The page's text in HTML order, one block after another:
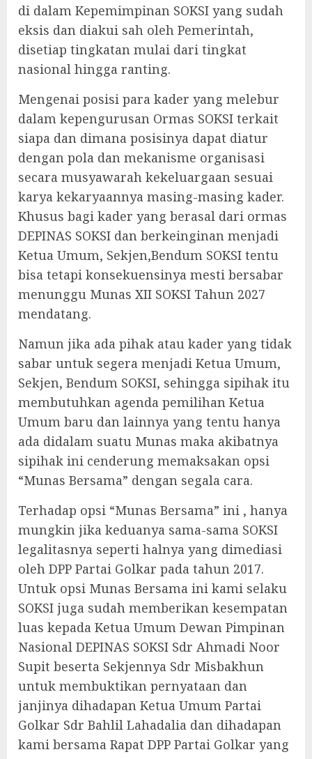
di dalam Kepemimpinan SOKSI yang sudah
eksis dan diakui sah oleh Pemerintah,
disetiap tingkatan mulai dari tingkat
nasional hingga ranting.
Mengenai posisi para kader yang melebur
dalam kepengurusan Ormas SOKSI terkait
siapa dan dimana posisinya dapat diatur
dengan pola dan mekanisme organisasi
secara musyawarah kekeluargaan sesuai
karya kekaryaannya masing-masing kader.
Khusus bagi kader yang berasal dari ormas
DEPINAS SOKSI dan berkeinginan menjadi
Ketua Umum, Sekjen,Bendum SOKSI tentu
bisa tetapi konsekuensinya mesti bersabar
menunggu Munas XII SOKSI Tahun 2027
mendatang.
Namun jika ada pihak atau kader yang tidak
sabar untuk segera menjadi Ketua Umum,
Sekjen, Bendum SOKSI, sehingga sipihak itu
membutuhkan agenda pemilihan Ketua
Umum baru dan lainnya yang tentu hanya
ada didalam suatu Munas maka akibatnya
sipihak ini cenderung memaksakan opsi
“Munas Bersama” dengan segala cara.
Terhadap opsi “Munas Bersama” ini , hanya
mungkin jika keduanya sama-sama SOKSI
legalitasnya seperti halnya yang dimediasi
oleh DPP Partai Golkar pada tahun 2017.
Untuk opsi Munas Bersama ini kami selaku
SOKSI juga sudah memberikan kesempatan
luas kepada Ketua Umum Dewan Pimpinan
Nasional DEPINAS SOKSI Sdr Ahmadi Noor
Supit beserta Sekjennya Sdr Misbakhun
untuk membuktikan pernyataan dan
janjinya dihadapan Ketua Umum Partai
Golkar Sdr Bahlil Lahadalia dan dihadapan
kami bersama Rapat DPP Partai Golkar yang